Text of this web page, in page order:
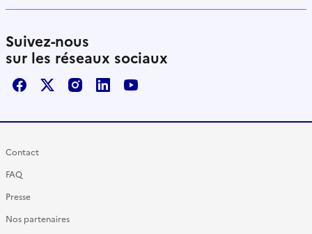
Suivez-nous
sur les réseaux sociaux
FacebookX / TwitterInstagram
LinkedInYoutube
Contact
FAQ
Presse
Nos partenaires